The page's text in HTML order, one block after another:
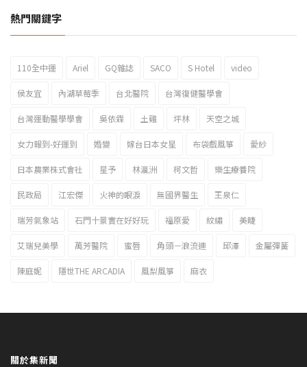
2023新北市北海岸國際風箏節「風在石起」霸氣回歸
熱門關鍵字
110全中運 Ariel GQ雜誌 SACO S Hotel video
侯友宜 內湖草莓季 台北醫院 台灣復健醫學會
台灣運動醫學學會 吳依霖 土雞 坪林 天空之城
女力報到-好運到 婚變 嫁台日本女星 布袋戲風箏 愛紗
日本農業株式會社 星予 林瀛洲 柯文哲 樂生療養院
民政局 江宏傑 火神的眼淚 無國界醫生 王泉仁
瑞芳氣象站 石門十景實在好好玩 福原愛 紋繡 美睫
艾瑞兒美學 萬芳醫院 蜜唇 角頭－浪流連 邱澤 金屬彈簧
陳庭妮 隱世THE ARCADIA 風梨風箏 麻衣
關於集新聞